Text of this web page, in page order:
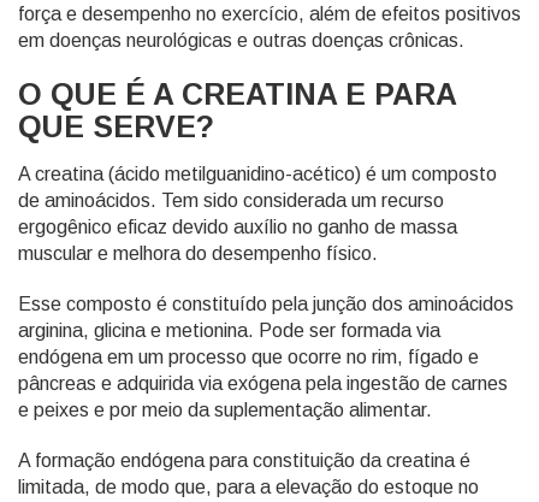
força e desempenho no exercício, além de efeitos positivos
em doenças neurológicas e outras doenças crônicas.
O QUE É A CREATINA E PARA
QUE SERVE?
A creatina (ácido metilguanidino-acético) é um composto
de aminoácidos. Tem sido considerada um recurso
ergogênico eficaz devido auxílio no ganho de massa
muscular e melhora do desempenho físico.
Esse composto é constituído pela junção dos aminoácidos
arginina, glicina e metionina. Pode ser formada via
endógena em um processo que ocorre no rim, fígado e
pâncreas e adquirida via exógena pela ingestão de carnes
e peixes e por meio da suplementação alimentar.
A formação endógena para constituição da creatina é
limitada, de modo que, para a elevação do estoque no